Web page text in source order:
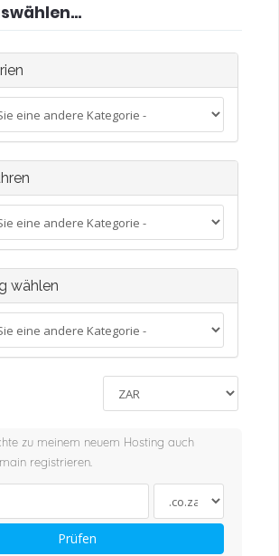
wählen
zu meinem neuem Hosting auch
registrieren.
Prüfen